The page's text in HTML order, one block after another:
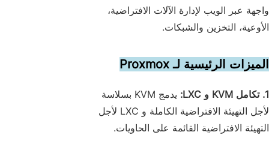
واجهة عبر الويب لإدارة الآلات الافتراضية،
الأوعية، التخزين والشبكات.
الميزات الرئيسية لـ Proxmox
1. تكامل KVM و LXC:
يدمج KVM بسلاسة
لأجل التهيئة الافتراضية الكاملة و LXC لأجل
التهيئة الافتراضية القائمة على الحاويات.